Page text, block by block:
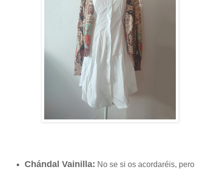
Chándal Vainilla: No se si os acordaréis, pero